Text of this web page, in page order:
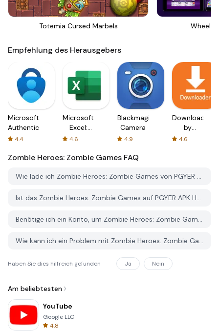
Totemia Cursed Marbels Wheel
Empfehlung des Herausgebers
Microsoft
Authenticator
4.4
Microsoft
Excel:
Spreadsheets
4.6
Blackmagic
Camera
4.9
Downloader
by
AFTVnews
4.6
Zombie Heroes: Zombie Games FAQ
Wie lade ich Zombie Heroes: Zombie Games von PGYER APK HUB herunter?
Ist das Zombie Heroes: Zombie Games auf PGYER APK HUB kostenlos zum Download?
Benötige ich ein Konto, um Zombie Heroes: Zombie Games von PGYER APK HUB herunterzuladen?
Wie kann ich ein Problem mit Zombie Heroes: Zombie Games auf PGYER APK HUB melden?
Haben Sie dies hilfreich gefunden Ja Nein
Am beliebtesten
YouTube
Google LLC
4.8